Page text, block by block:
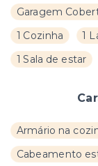
Garagem
1 Cozinha
1
1 Sala de estar
Armário na
Cabeamento